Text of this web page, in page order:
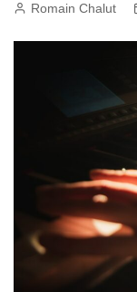
Romain Chalut